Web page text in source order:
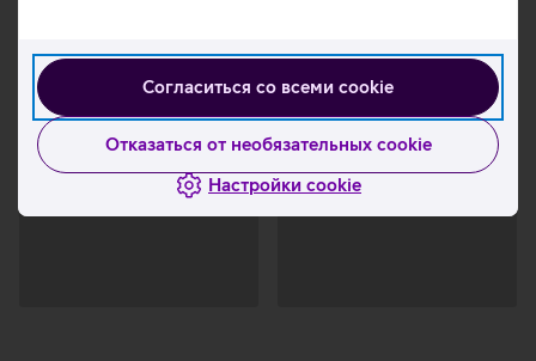
Согласиться со всеми cookie
Отказаться от необязательных cookie
Настройки cookie